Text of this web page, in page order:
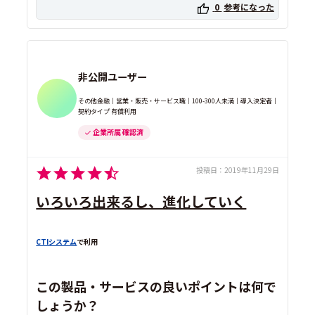
0 参考になった
非公開ユーザー
その他金融｜営業・販売・サービス職｜100-300人未満｜導入決定者｜
契約タイプ 有償利用
企業所属 確認済
投稿日： 2019年11月29日
いろいろ出来るし、進化していく
CTIシステムで利用
この製品・サービスの良いポイントは何で
しょうか？